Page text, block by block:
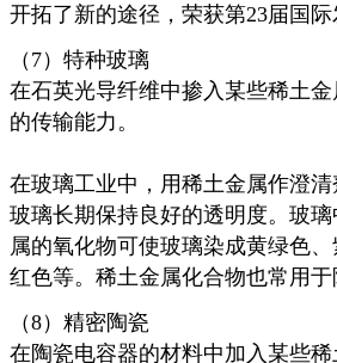
开拓了新的途径，荣获第23届国际
（7）特种玻璃
在石英光导纤维中掺入某些稀土
的传输能力。
在玻璃工业中，用稀土金属作澄
玻璃长期保持良好的透明度。玻
属的氧化物可使玻璃染成黄绿色
红色等。稀土金属化合物也常用于
（8）精密陶瓷
在陶瓷电容器的材料中加入某些